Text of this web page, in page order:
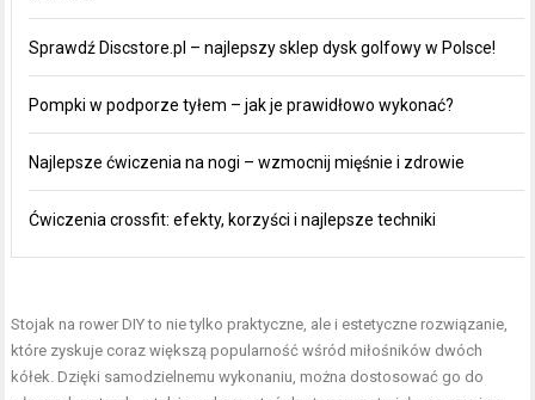
Sprawdź Discstore.pl – najlepszy sklep dysk golfowy w Polsce!
Pompki w podporze tyłem – jak je prawidłowo wykonać?
Najlepsze ćwiczenia na nogi – wzmocnij mięśnie i zdrowie
Ćwiczenia crossfit: efekty, korzyści i najlepsze techniki
Stojak na rower DIY to nie tylko praktyczne, ale i estetyczne rozwiązanie,
które zyskuje coraz większą popularność wśród miłośników dwóch
kółek. Dzięki samodzielnemu wykonaniu, można dostosować go do